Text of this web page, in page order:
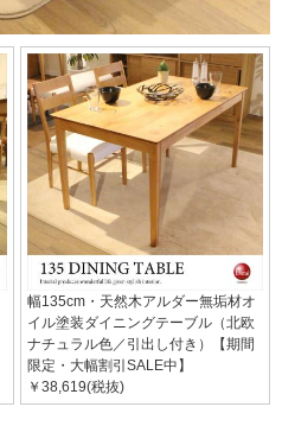
幅135cm・天然木アルダー無垢材オ
イル塗装ダイニングテーブル（北欧
ナチュラル色／引出し付き）【期間
限定・大幅割引SALE中】
￥38,619(税抜)